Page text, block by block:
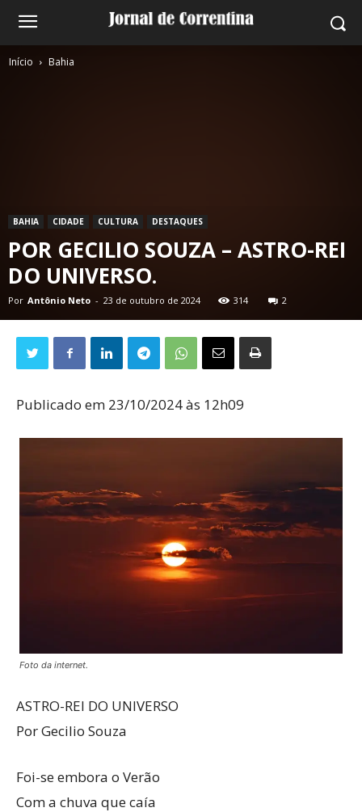
Início Bahia
BAHIA CIDADE CULTURA DESTAQUES
POR GECILIO SOUZA – ASTRO-REI
DO UNIVERSO.
Por Antônio Neto - 23 de outubro de 2024 314 2
Publicado em 23/10/2024 às 12h09
Foto da internet.
ASTRO-REI DO UNIVERSO
Por Gecilio Souza
Foi-se embora o Verão
Com a chuva que caía